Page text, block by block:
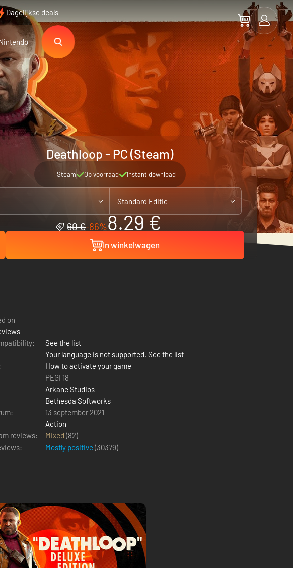
Dagelijkse deals
Deathloop - PC (Steam)
Steam Op voorraad Instant download
Standard Editie
60 €-86%8.29 €
In winkelwagen
on
See the list
Your language is not supported. See the list
How to activate your game
PEGI 18
Arkane Studios
Bethesda Softworks
13 september 2021
Action
reviews:
Mixed (82)
Mostly positive (30379)